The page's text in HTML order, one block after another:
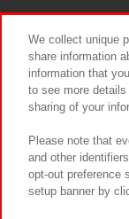
We collect unique
share information
information that
to see more
sharing of your
Please note that
and other
opt-out preference
setup banner by